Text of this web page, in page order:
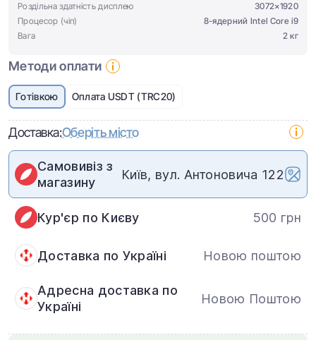
Роздільна здатність дисплею
3072×1920
Процесор (чіп)
8-ядерний Intel Core i9
Вага
2 кг
Методи оплати
Готівкою Оплата USDT (TRC20)
Доставка:Оберіть місто
Самовивіз з
магазину
Київ, вул. Антоновича 122
Кур'єр по Києву 500 грн
Доставка по Україні Новою поштою
Адресна доставка по
Україні
Новою Поштою